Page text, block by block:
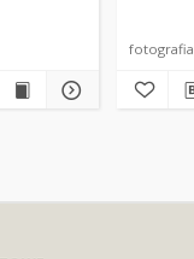
fotografia